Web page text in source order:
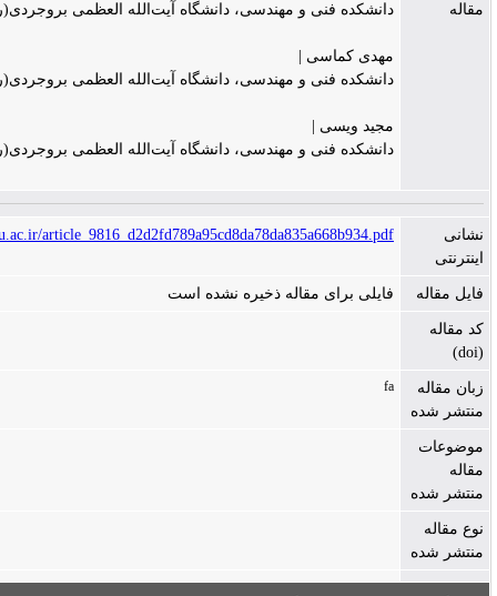
فنی و مهندسی، دانشگاه آیت‌الله العظمی بروجردی(ره)
فنی و مهندسی، دانشگاه آیت‌الله العظمی بروجردی(ره)
فنی و مهندسی، دانشگاه آیت‌الله العظمی بروجردی(ره)
https://ceej.tabrizu.ac.ir/
برای مقاله ذخیره نشده است